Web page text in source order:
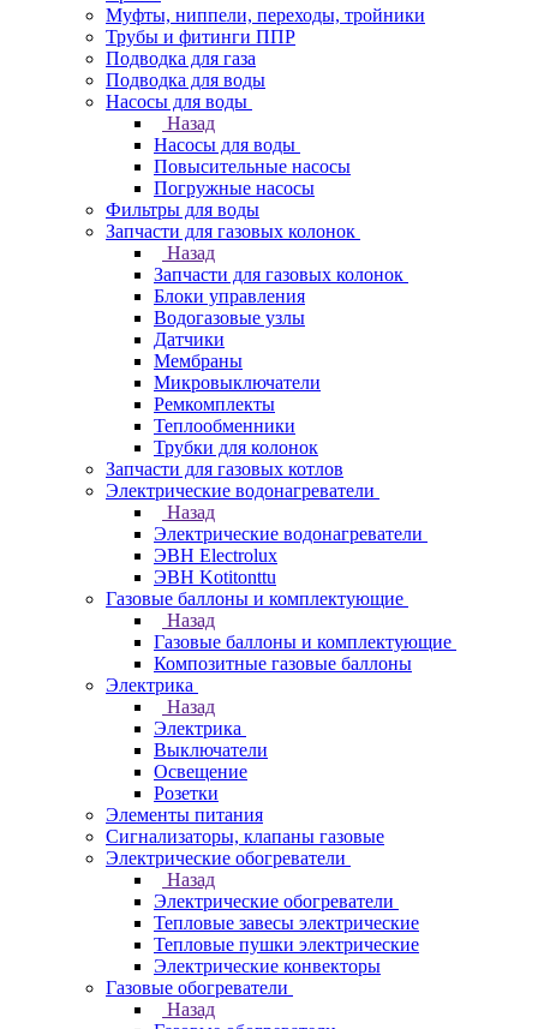
Муфты, ниппели, переходы, тройники
Трубы и фитинги ППР
Подводка для газа
Подводка для воды
Насосы для воды
Назад
Насосы для воды
Повысительные насосы
Погружные насосы
Фильтры для воды
Запчасти для газовых колонок
Назад
Запчасти для газовых колонок
Блоки управления
Водогазовые узлы
Датчики
Мембраны
Микровыключатели
Ремкомплекты
Теплообменники
Трубки для колонок
Запчасти для газовых котлов
Электрические водонагреватели
Назад
Электрические водонагреватели
ЭВН Electrolux
ЭВН Kotitonttu
Газовые баллоны и комплектующие
Назад
Газовые баллоны и комплектующие
Композитные газовые баллоны
Электрика
Назад
Электрика
Выключатели
Освещение
Розетки
Элементы питания
Сигнализаторы, клапаны газовые
Электрические обогреватели
Назад
Электрические обогреватели
Тепловые завесы электрические
Тепловые пушки электрические
Электрические конвекторы
Газовые обогреватели
Назад